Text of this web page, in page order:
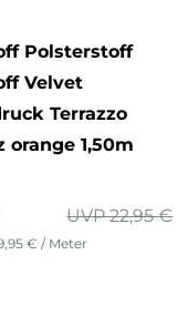
Polsterstoff
Velvet
Terrazzo
orange 1,50m
UVP 22,95 €
€ / Meter